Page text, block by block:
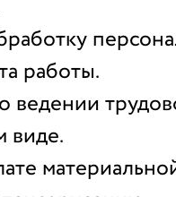
работы.
ведении
виде.